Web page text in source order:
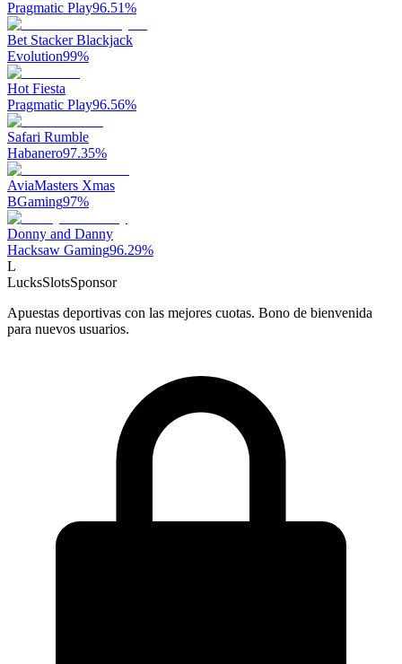
Pragmatic Play96.51%
Bet Stacker Blackjack
Evolution99%
Hot Fiesta
Pragmatic Play96.56%
Safari Rumble
Habanero97.35%
AviaMasters Xmas
BGaming97%
Donny and Danny
Hacksaw Gaming96.29%
L
LucksSlotsSponsor
Apuestas deportivas con las mejores cuotas. Bono de bienvenida
para nuevos usuarios.